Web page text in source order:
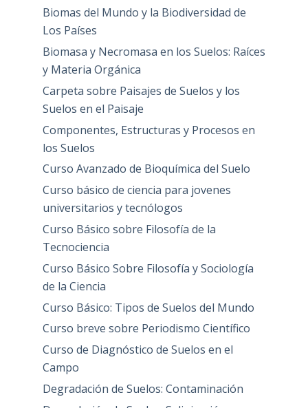
Biomas del Mundo y la Biodiversidad de
Los Países
Biomasa y Necromasa en los Suelos: Raíces
y Materia Orgánica
Carpeta sobre Paisajes de Suelos y los
Suelos en el Paisaje
Componentes, Estructuras y Procesos en
los Suelos
Curso Avanzado de Bioquímica del Suelo
Curso básico de ciencia para jovenes
universitarios y tecnólogos
Curso Básico sobre Filosofía de la
Tecnociencia
Curso Básico Sobre Filosofía y Sociología
de la Ciencia
Curso Básico: Tipos de Suelos del Mundo
Curso breve sobre Periodismo Científico
Curso de Diagnóstico de Suelos en el
Campo
Degradación de Suelos: Contaminación